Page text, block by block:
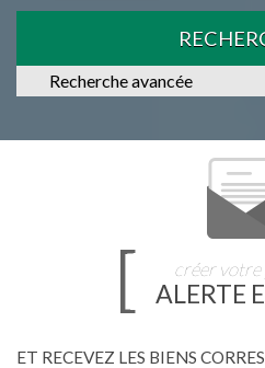
Recherche avancée
créer
ALERTE
ET RECEVEZ LES BIENS